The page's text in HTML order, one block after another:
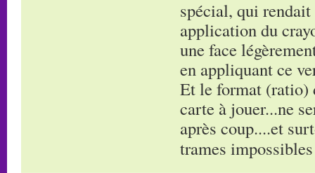
spécial, qui
application du
une face
en appliquant ce
Et le format (ratio)
carte à jouer...ne
après coup....et
trames